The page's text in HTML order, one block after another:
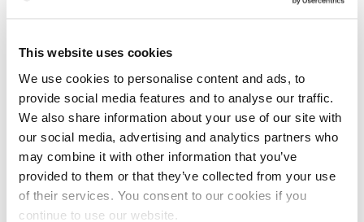
This website uses cookies
We use cookies to personalise content and ads, to
provide social media features and to analyse our traffic.
We also share information about your use of our site with
our social media, advertising and analytics partners who
may combine it with other information that you’ve
provided to them or that they’ve collected from your use
of their services. You consent to our cookies if you
continue to use our website.
Wichtig sind bei all diesen Tresorarten eine stabile Konstruktion
und massive Verarbeitung. Wand- und Türstärken von mindestens
6,5 Zentimetern Stahl verhindern das Aufschneiden mit einem
Trennschneider, der in der Regel eine geringere Einstichtiefe hat.
Modelle mit einer Panzerung aus Edelstahl Rostfrei sind überdies
immer eine gute Wahl. Sie verhindern den erfolgreichen Einsatz
von Einbruchswerkzeugen wie Brennschneider und machen
Bohrer oder Trennscheiben aus dem Heimwerkerbereich schnell
wirkungslos. Außerdem gilt: Je schwerer, desto besser, denn
hohes Gewicht schützt vor Wegtragen.